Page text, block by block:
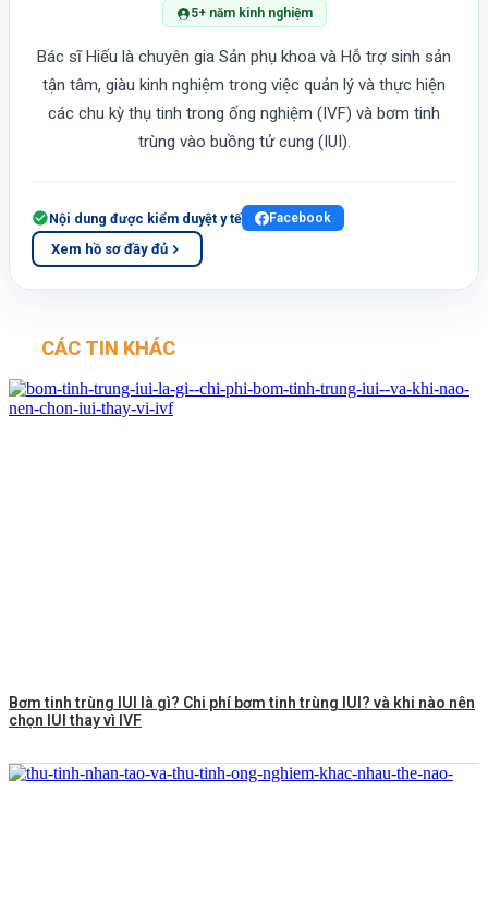
5+ năm kinh nghiệm
Bác sĩ Hiếu là chuyên gia Sản phụ khoa và Hỗ trợ sinh sản
tận tâm, giàu kinh nghiệm trong việc quản lý và thực hiện
các chu kỳ thụ tinh trong ống nghiệm (IVF) và bơm tinh
trùng vào buồng tử cung (IUI).
Nội dung được kiểm duyệt y tế Facebook
Xem hồ sơ đầy đủ
CÁC TIN KHÁC
Bơm tinh trùng IUI là gì? Chi phí bơm tinh trùng IUI? và khi nào nên
chọn IUI thay vì IVF